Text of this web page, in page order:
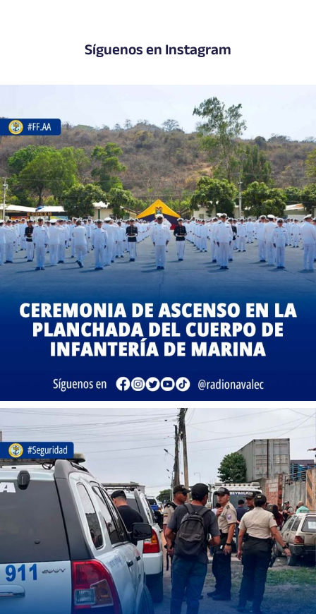
Síguenos en Instagram